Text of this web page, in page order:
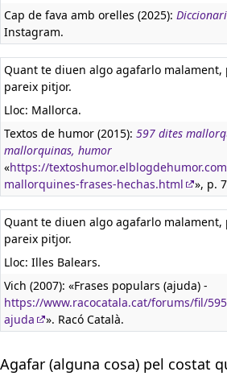
Cap de fava amb orelles (2025):
Instagram.
Quant te diuen algo agafarlo malament,
pareix pitjor.
Lloc: Mallorca.
Textos de humor (2015): 597 dites
mallorquinas, humor
«https://
mallorquines-frases-hechas.html
», p.
Quant te diuen algo agafarlo malament,
pareix pitjor.
Lloc: Illes Balears.
Vich (2007): «Frases populars (ajuda) -
https://www.racocatala.cat/forums/fil/
ajuda
». Racó Català.
Agafar (alguna cosa) pel costat